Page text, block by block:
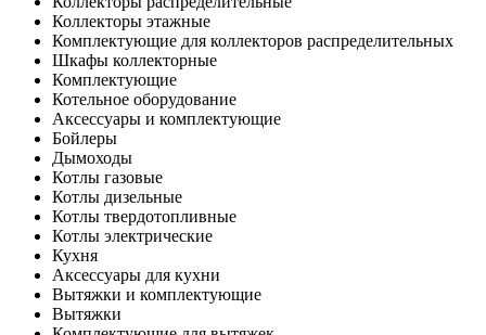
Коллекторы этажные
Комплектующие для коллекторов распределительных
Шкафы коллекторные
Комплектующие
Котельное оборудование
Аксессуары и комплектующие
Бойлеры
Дымоходы
Котлы газовые
Котлы дизельные
Котлы твердотопливные
Котлы электрические
Кухня
Аксессуары для кухни
Вытяжки и комплектующие
Вытяжки